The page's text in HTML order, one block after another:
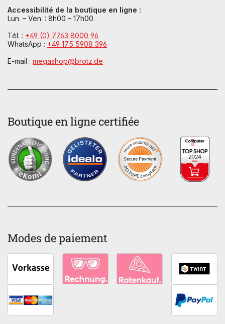
Accessibilité de la boutique en ligne :
Lun. – Ven. : 8h00 – 17h00
Tél. : +49 (0) 7763 8000 96
WhatsApp : +49 175 5908 396
E-mail : megashop@brotz.de
Boutique en ligne certifiée
Modes de paiement